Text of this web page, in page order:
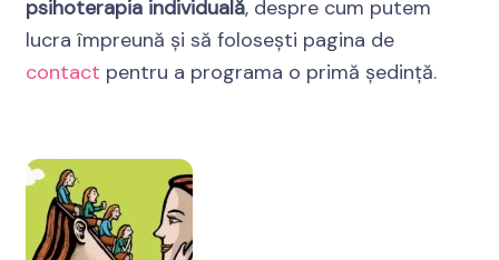
psihoterapia individuală, despre cum putem
lucra împreună și să folosești pagina de
contact pentru a programa o primă ședință.
Navigare
în
articole